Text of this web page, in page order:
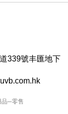
339號丰匯地下
品─零售